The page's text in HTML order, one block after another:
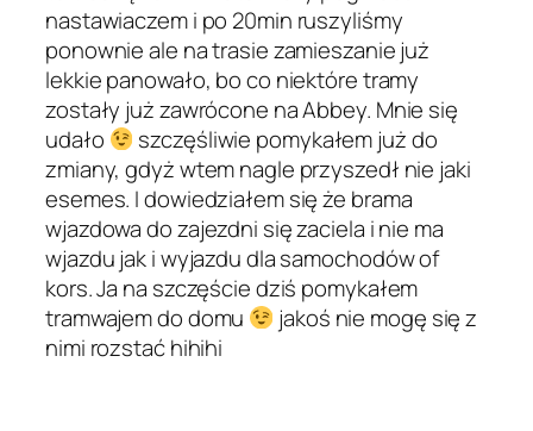
nastawiaczem i po 20min ruszyliśmy
ponownie ale na trasie zamieszanie już
lekkie panowało, bo co niektóre tramy
zostały już zawrócone na Abbey. Mnie się
udało
szczęśliwie pomykałem już do
zmiany, gdyż wtem nagle przyszedł nie jaki
esemes. I dowiedziałem się że brama
wjazdowa do zajezdni się zaciela i nie ma
wjazdu jak i wyjazdu dla samochodów of
kors. Ja na szczęście dziś pomykałem
tramwajem do domu
jakoś nie mogę się z
nimi rozstać hihihi